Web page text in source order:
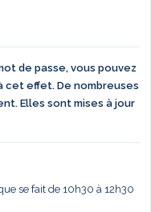
de passe, vous pouvez
cet effet. De nombreuses
Elles sont mises à jour
se fait de 10h30 à 12h30